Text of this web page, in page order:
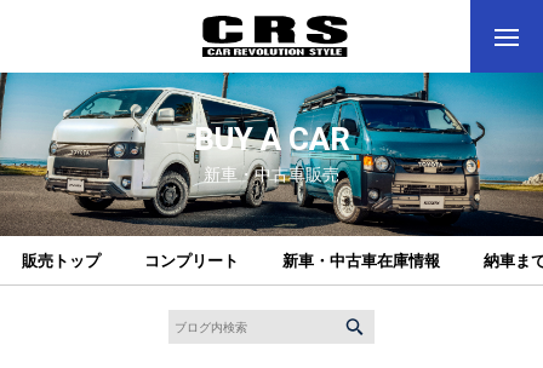
BUY A CAR
新車・中古車販売
販売トップ コンプリート 新車・中古車在庫情報 納車ま